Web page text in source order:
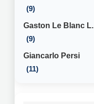
9
Gaston Le Blanc L.
9
Giancarlo Persi
11